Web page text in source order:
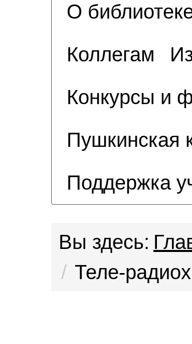
О
Коллегам
Конкурсы и
Пушкинская
Поддержка
Вы здесь:
Теле-